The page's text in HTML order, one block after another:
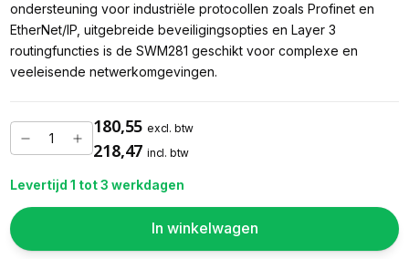
ondersteuning voor industriële protocollen zoals Profinet en
EtherNet/IP, uitgebreide beveiligingsopties en Layer 3
routingfuncties is de SWM281 geschikt voor complexe en
veeleisende netwerkomgevingen.
180,55 excl. btw
218,47 incl. btw
Levertijd 1 tot 3 werkdagen
In winkelwagen